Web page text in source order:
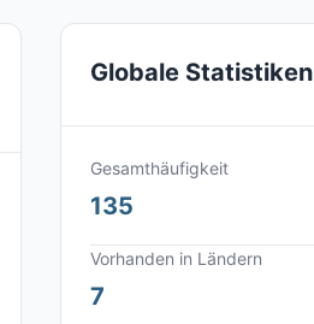
Globale Statistiken
Gesamthäufigkeit
135
Vorhanden in Ländern
7